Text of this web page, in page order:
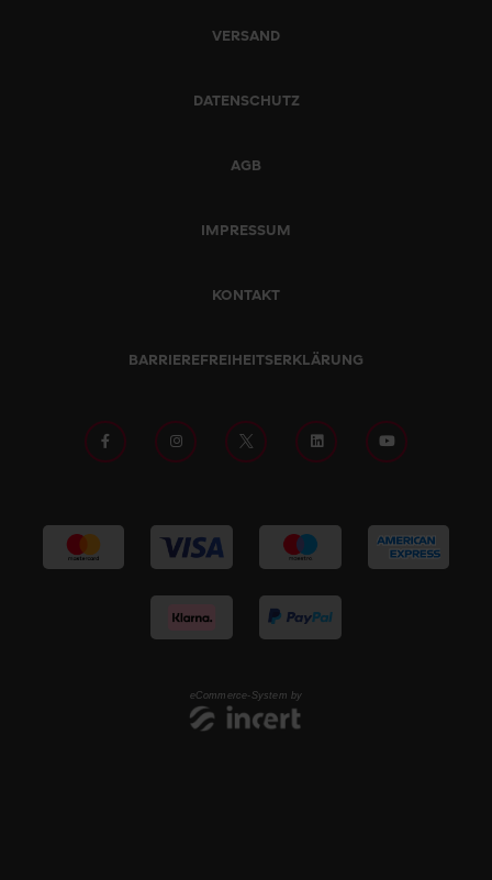
VERSAND
DATENSCHUTZ
AGB
IMPRESSUM
KONTAKT
BARRIEREFREIHEITSERKLÄRUNG
eCommerce-System by